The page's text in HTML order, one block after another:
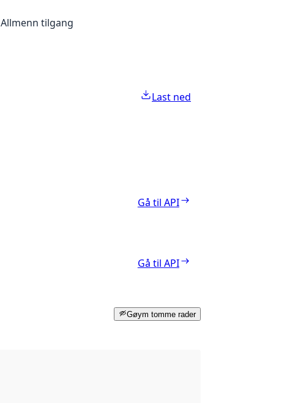
Allmenn tilgang
Last ned
Gå til API
Gå til API
Gøym tomme rader